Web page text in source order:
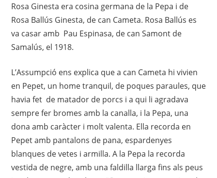
Rosa Ginesta era cosina germana de la Pepa i de
Rosa Ballús Ginesta, de can Cameta. Rosa Ballús es
va casar amb Pau Espinasa, de can Samont de
Samalús, el 1918.
L’Assumpció ens explica que a can Cameta hi vivien
en Pepet, un home tranquil, de poques paraules, que
havia fet de matador de porcs i a qui li agradava
sempre fer bromes amb la canalla, i la Pepa, una
dona amb caràcter i molt valenta. Ella recorda en
Pepet amb pantalons de pana, espardenyes
blanques de vetes i armilla. A la Pepa la recorda
vestida de negre, amb una faldilla llarga fins als peus